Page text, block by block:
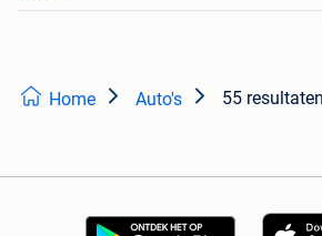
Home Auto's 55 resultaten